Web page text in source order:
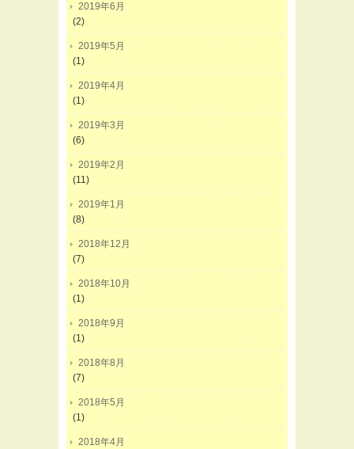
2019年6月
(2)
2019年5月
(1)
2019年4月
(1)
2019年3月
(6)
2019年2月
(11)
2019年1月
(8)
2018年12月
(7)
2018年10月
(1)
2018年9月
(1)
2018年8月
(7)
2018年5月
(1)
2018年4月